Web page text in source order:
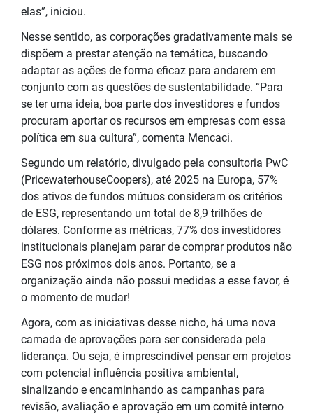
elas”, iniciou.
Nesse sentido, as corporações gradativamente mais se
dispõem a prestar atenção na temática, buscando
adaptar as ações de forma eficaz para andarem em
conjunto com as questões de sustentabilidade. “Para
se ter uma ideia, boa parte dos investidores e fundos
procuram aportar os recursos em empresas com essa
política em sua cultura”, comenta Mencaci.
Segundo um relatório, divulgado pela consultoria PwC
(PricewaterhouseCoopers), até 2025 na Europa, 57%
dos ativos de fundos mútuos consideram os critérios
de ESG, representando um total de 8,9 trilhões de
dólares. Conforme as métricas, 77% dos investidores
institucionais planejam parar de comprar produtos não
ESG nos próximos dois anos. Portanto, se a
organização ainda não possui medidas a esse favor, é
o momento de mudar!
Agora, com as iniciativas desse nicho, há uma nova
camada de aprovações para ser considerada pela
liderança. Ou seja, é imprescindível pensar em projetos
com potencial influência positiva ambiental,
sinalizando e encaminhando as campanhas para
revisão, avaliação e aprovação em um comitê interno